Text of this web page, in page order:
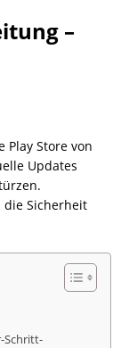
–
Play Store von
Updates
die Sicherheit
Schritt-